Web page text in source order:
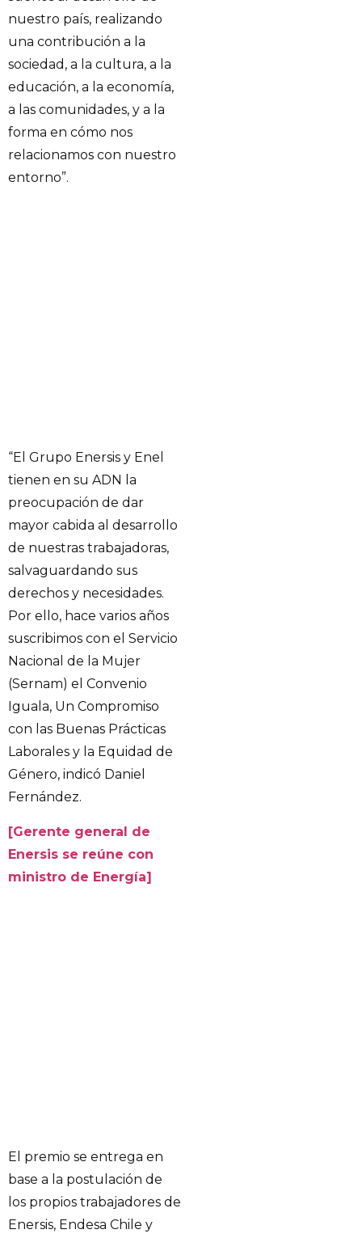
nuestro país, realizando
una contribución a la
sociedad, a la cultura, a la
educación, a la economía,
a las comunidades, y a la
forma en cómo nos
relacionamos con nuestro
entorno”.
“El Grupo Enersis y Enel
tienen en su ADN la
preocupación de dar
mayor cabida al desarrollo
de nuestras trabajadoras,
salvaguardando sus
derechos y necesidades.
Por ello, hace varios años
suscribimos con el Servicio
Nacional de la Mujer
(Sernam) el Convenio
Iguala, Un Compromiso
con las Buenas Prácticas
Laborales y la Equidad de
Género, indicó Daniel
Fernández.
[Gerente general de
Enersis se reúne con
ministro de Energía]
El premio se entrega en
base a la postulación de
los propios trabajadores de
Enersis, Endesa Chile y